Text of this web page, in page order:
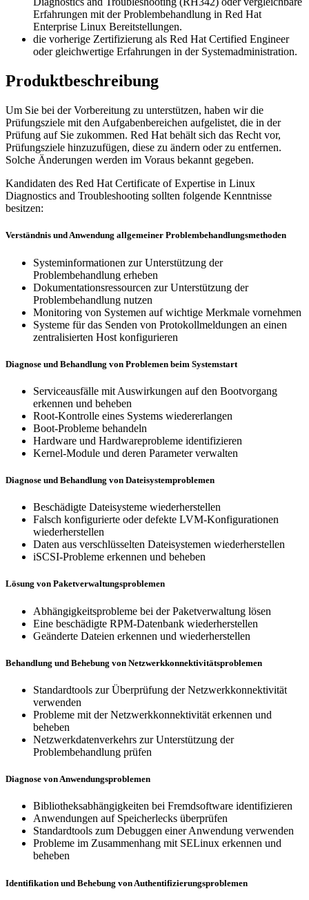
Erfahrungen mit der Problembehandlung in Red Hat
Enterprise Linux Bereitstellungen.
die vorherige Zertifizierung als Red Hat Certified Engineer
oder gleichwertige Erfahrungen in der Systemadministration.
Produktbeschreibung
Um Sie bei der Vorbereitung zu unterstützen, haben wir die
Prüfungsziele mit den Aufgabenbereichen aufgelistet, die in der
Prüfung auf Sie zukommen. Red Hat behält sich das Recht vor,
Prüfungsziele hinzuzufügen, diese zu ändern oder zu entfernen.
Solche Änderungen werden im Voraus bekannt gegeben.
Kandidaten des Red Hat Certificate of Expertise in Linux
Diagnostics and Troubleshooting sollten folgende Kenntnisse
besitzen:
Verständnis und Anwendung allgemeiner Problembehandlungsmethoden
Systeminformationen zur Unterstützung der
Problembehandlung erheben
Dokumentationsressourcen zur Unterstützung der
Problembehandlung nutzen
Monitoring von Systemen auf wichtige Merkmale vornehmen
Systeme für das Senden von Protokollmeldungen an einen
zentralisierten Host konfigurieren
Diagnose und Behandlung von Problemen beim Systemstart
Serviceausfälle mit Auswirkungen auf den Bootvorgang
erkennen und beheben
Root-Kontrolle eines Systems wiedererlangen
Boot-Probleme behandeln
Hardware und Hardwareprobleme identifizieren
Kernel-Module und deren Parameter verwalten
Diagnose und Behandlung von Dateisystemproblemen
Beschädigte Dateisysteme wiederherstellen
Falsch konfigurierte oder defekte LVM-Konfigurationen
wiederherstellen
Daten aus verschlüsselten Dateisystemen wiederherstellen
iSCSI-Probleme erkennen und beheben
Lösung von Paketverwaltungsproblemen
Abhängigkeitsprobleme bei der Paketverwaltung lösen
Eine beschädigte RPM-Datenbank wiederherstellen
Geänderte Dateien erkennen und wiederherstellen
Behandlung und Behebung von Netzwerkkonnektivitätsproblemen
Standardtools zur Überprüfung der Netzwerkkonnektivität
verwenden
Probleme mit der Netzwerkkonnektivität erkennen und
beheben
Netzwerkdatenverkehrs zur Unterstützung der
Problembehandlung prüfen
Diagnose von Anwendungsproblemen
Bibliotheksabhängigkeiten bei Fremdsoftware identifizieren
Anwendungen auf Speicherlecks überprüfen
Standardtools zum Debuggen einer Anwendung verwenden
Probleme im Zusammenhang mit SELinux erkennen und
beheben
Identifikation und Behebung von Authentifizierungsproblemen